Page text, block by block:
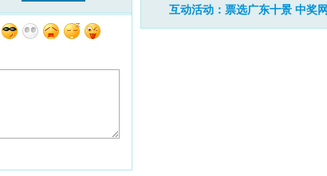
互动活动：票选广东十景 中奖